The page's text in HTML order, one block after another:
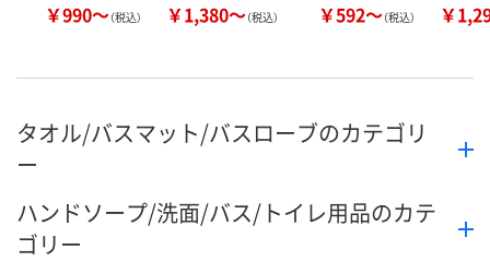
￥990～（税込） ￥1,380～（税込） ￥592～（税込） ￥
タオル/バスマット/バスローブのカテゴリ
ー
ハンドソープ/洗面/バス/トイレ用品のカテ
ゴリー